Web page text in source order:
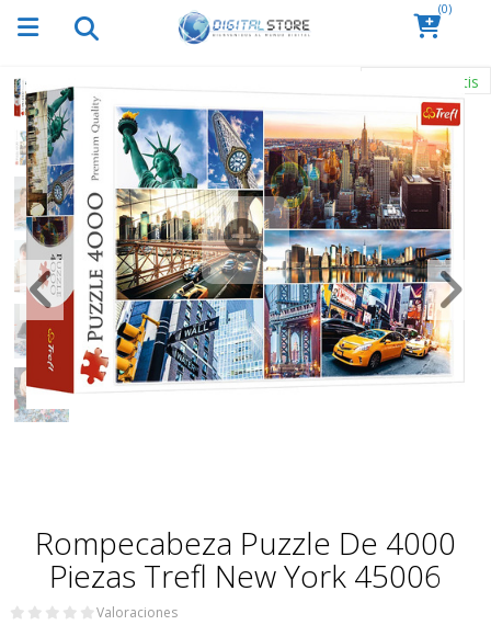
(0)
Rompecabeza Puzzle De 4000
Piezas Trefl New York 45006
Valoraciones
Envío Gratis